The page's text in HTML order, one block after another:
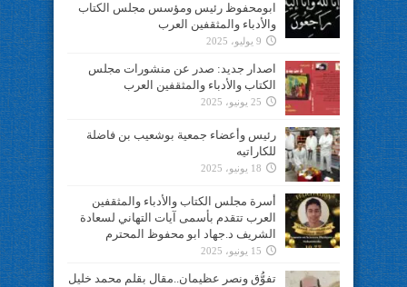
ابومحفوظ رئيس ومؤسس مجلس الكتاب
والأدباء والمثقفين العرب
9 يوليو، 2025
اصدار جديد: صدر عن منشورات مجلس
الكتاب والأدباء والمثقفين العرب
25 يونيو، 2025
رئيس وأعضاء جمعية بوشعيب بن فاضلة
للكاراتيه
18 يونيو، 2025
أسرة مجلس الكتاب والأدباء والمثقفين
العرب تتقدم بأسمى آيات التهاني لسعادة
الشريف د.جهاد ابو محفوظ المحترم
15 يونيو، 2025
تفوُّق ونصر عظيمان..مقال بقلم محمد خليل